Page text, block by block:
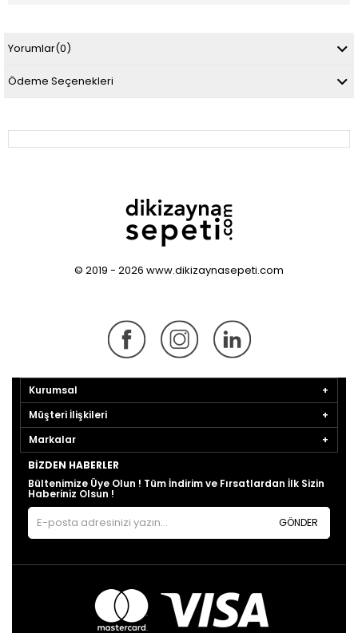
Yorumlar(0)
Ödeme Seçenekleri
© 2019 - 2026 www.dikizaynasepeti.com
Kurumsal
Müşteri İlişkileri
Markalar
BIZDEN HABERLER
Bültenimize Üye Olun ! Tüm İndirim ve Fırsatlardan İlk Sizin
Haberiniz Olsun !
GÖNDER